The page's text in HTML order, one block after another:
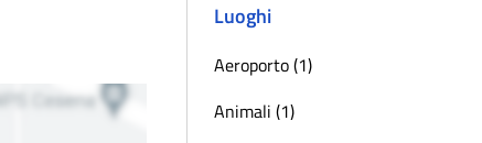
Luoghi
Aeroporto (1)
Animali (1)